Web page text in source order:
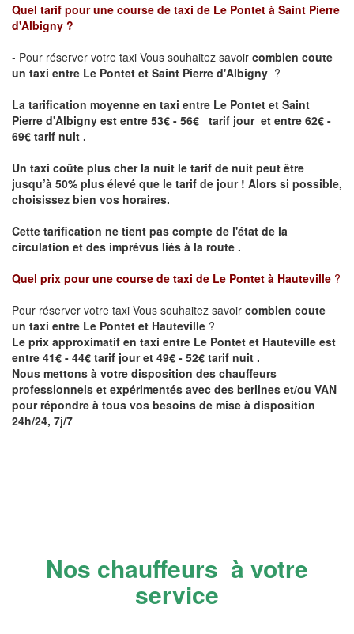
Quel tarif pour une course de taxi de Le Pontet à Saint Pierre
d'Albigny ?
- Pour réserver votre taxi Vous souhaitez savoir combien coute
un taxi entre Le Pontet et Saint Pierre d'Albigny ?
La tarification moyenne en taxi entre Le Pontet et Saint
Pierre d'Albigny est entre 53€ - 56€ tarif jour et entre 62€ -
69€ tarif nuit .
Un taxi coûte plus cher la nuit le tarif de nuit peut être
jusqu’à 50% plus élevé que le tarif de jour ! Alors si possible,
choisissez bien vos horaires.
Cette tarification ne tient pas compte de l'état de la
circulation et des imprévus liés à la route .
Quel prix pour une course de taxi de Le Pontet à Hauteville ?
Pour réserver votre taxi Vous souhaitez savoir combien coute
un taxi entre Le Pontet et Hauteville ?
Le prix approximatif en taxi entre Le Pontet et Hauteville est
entre 41€ - 44€ tarif jour et 49€ - 52€ tarif nuit .
Nous mettons à votre disposition des chauffeurs
professionnels et expérimentés avec des berlines et/ou VAN
pour répondre à tous vos besoins de mise à disposition
24h/24, 7j/7
Nos chauffeurs à votre
service